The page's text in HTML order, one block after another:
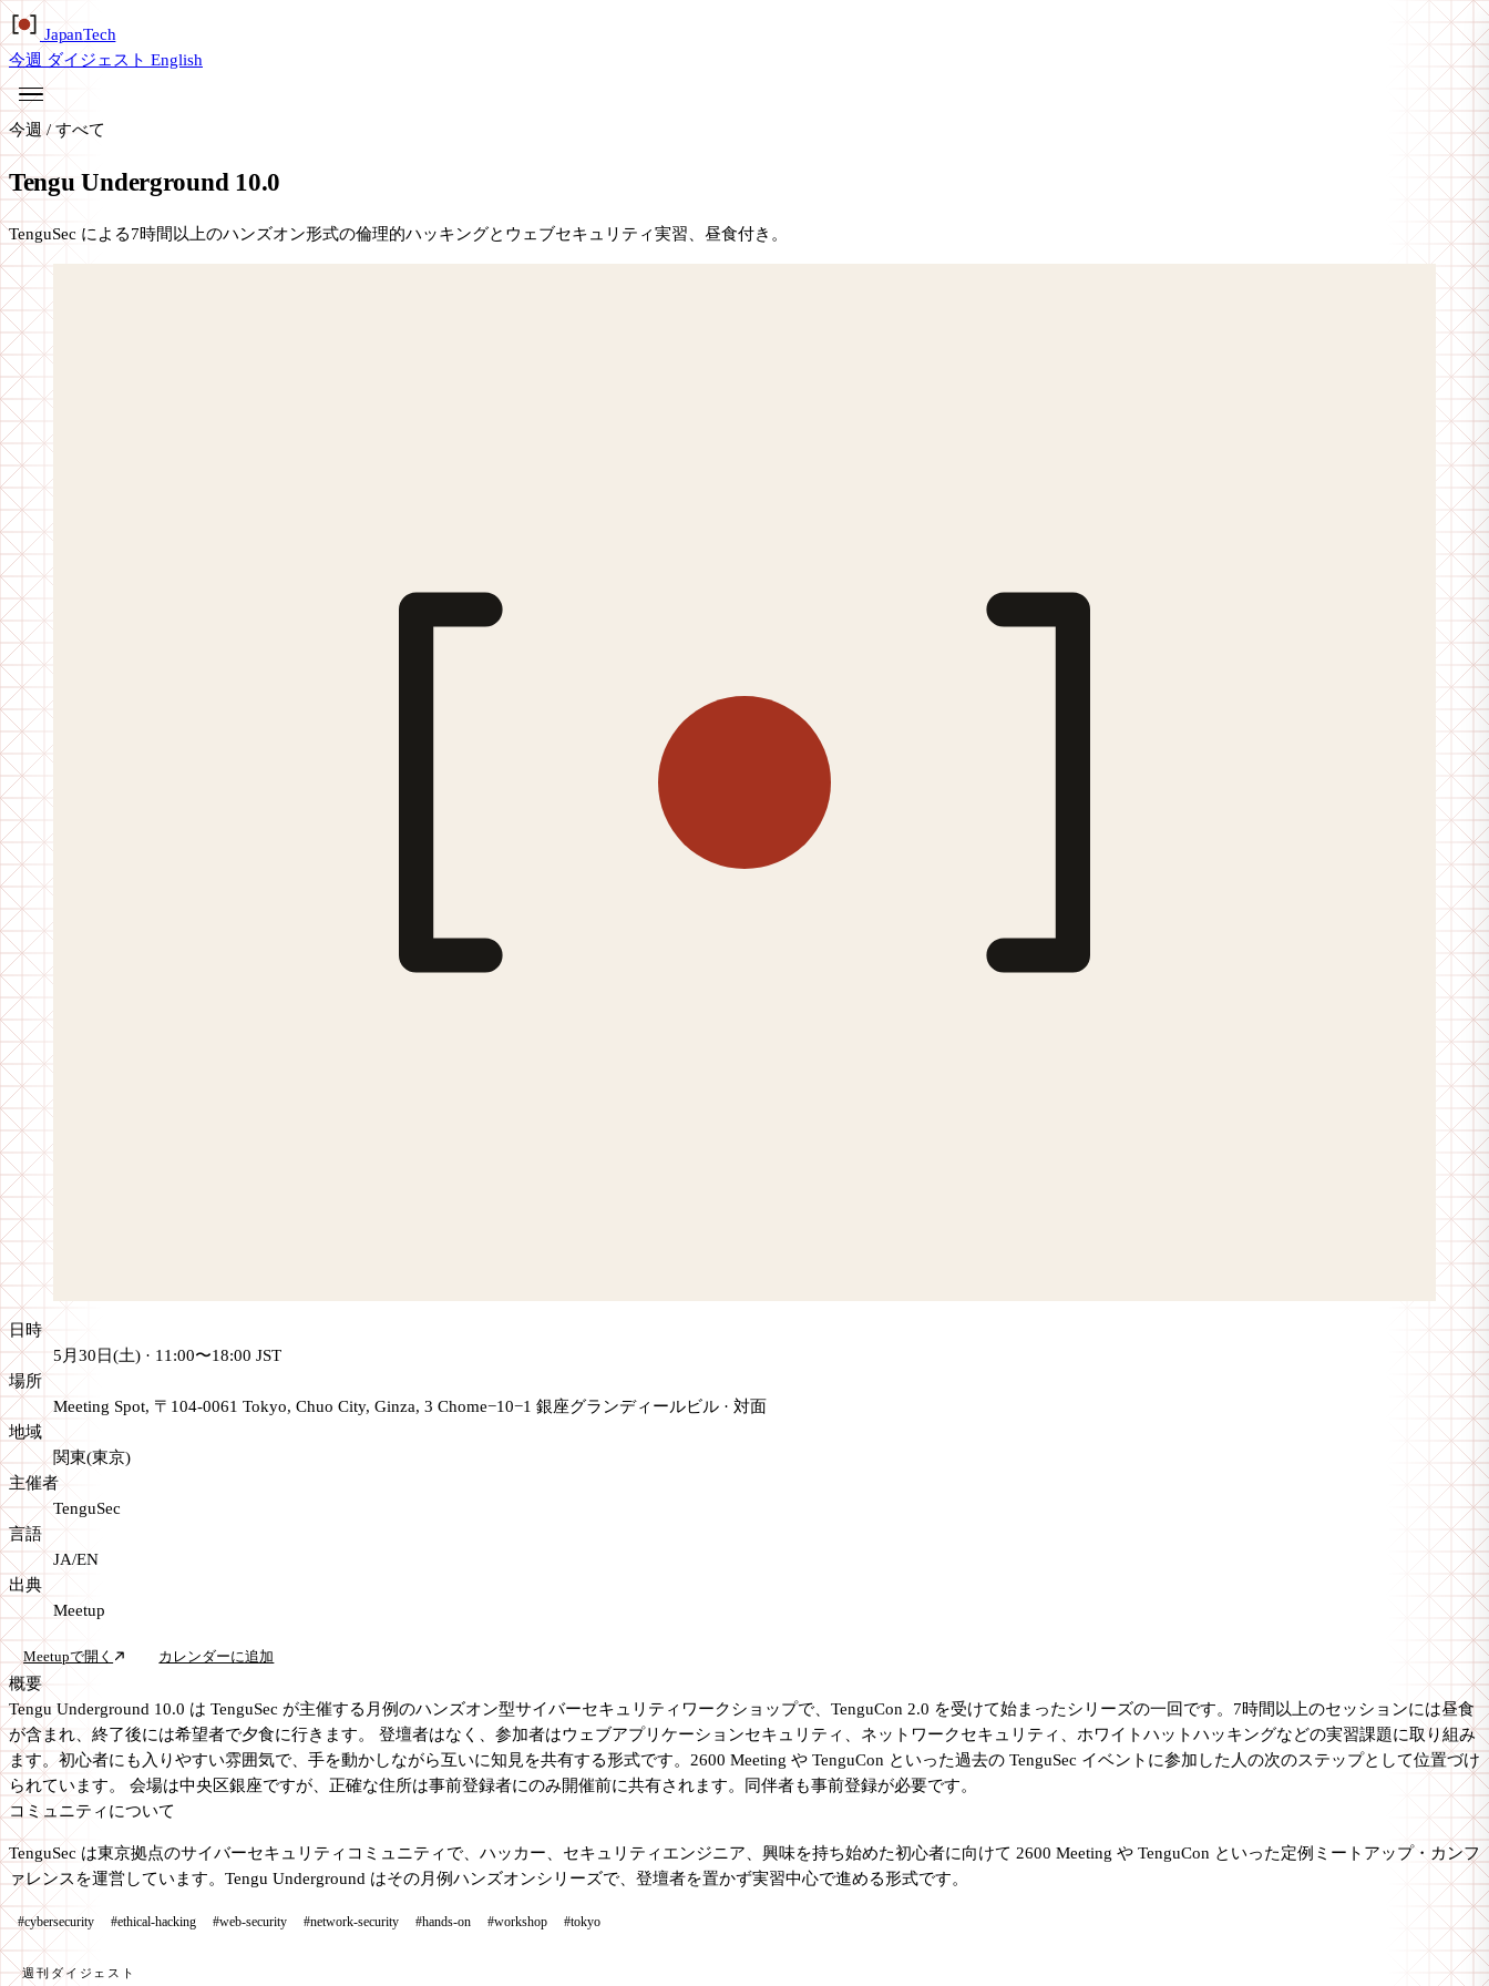
JapanTech
今週 ダイジェスト English
今週 / すべて
Tengu Underground 10.0
TenguSec による7時間以上のハンズオン形式の倫理的ハッキングとウェブセキュリティ実習、昼食付き。
日時
5月30日(土) · 11:00〜18:00 JST
場所
Meeting Spot, 〒104-0061 Tokyo, Chuo City, Ginza, 3 Chome−10−1 銀座グランディールビル · 対面
地域
関東(東京)
主催者
TenguSec
言語
JA/EN
出典
Meetup
Meetupで開く カレンダーに追加
概要
Tengu Underground 10.0 は TenguSec が主催する月例のハンズオン型サイバーセキュリティワークショップで、TenguCon 2.0 を受けて始まったシリーズの一回です。7時間以上のセッションには昼食
が含まれ、終了後には希望者で夕食に行きます。 登壇者はなく、参加者はウェブアプリケーションセキュリティ、ネットワークセキュリティ、ホワイトハットハッキングなどの実習課題に取り組み
ます。初心者にも入りやすい雰囲気で、手を動かしながら互いに知見を共有する形式です。2600 Meeting や TenguCon といった過去の TenguSec イベントに参加した人の次のステップとして位置づけ
られています。 会場は中央区銀座ですが、正確な住所は事前登録者にのみ開催前に共有されます。同伴者も事前登録が必要です。
コミュニティについて
TenguSec は東京拠点のサイバーセキュリティコミュニティで、ハッカー、セキュリティエンジニア、興味を持ち始めた初心者に向けて 2600 Meeting や TenguCon といった定例ミートアップ・カンフ
ァレンスを運営しています。Tengu Underground はその月例ハンズオンシリーズで、登壇者を置かず実習中心で進める形式です。
#cybersecurity #ethical-hacking #web-security #network-security #hands-on #workshop #tokyo
週刊ダイジェスト